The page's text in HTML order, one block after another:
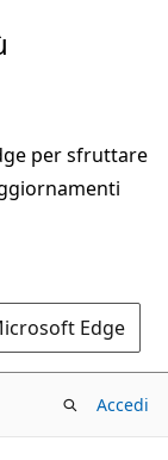
per sfruttare
Edge
Accedi